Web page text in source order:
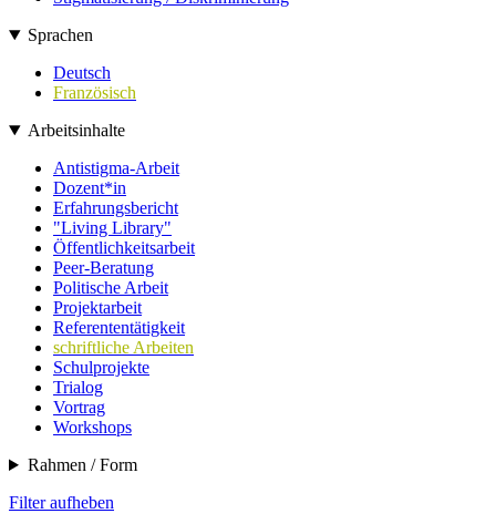
Sprachen
Deutsch
Französisch
Arbeitsinhalte
Antistigma-Arbeit
Dozent*in
Erfahrungsbericht
"Living Library"
Öffentlichkeitsarbeit
Peer-Beratung
Politische Arbeit
Projektarbeit
Referententätigkeit
schriftliche Arbeiten
Schulprojekte
Trialog
Vortrag
Workshops
Rahmen / Form
Filter aufheben